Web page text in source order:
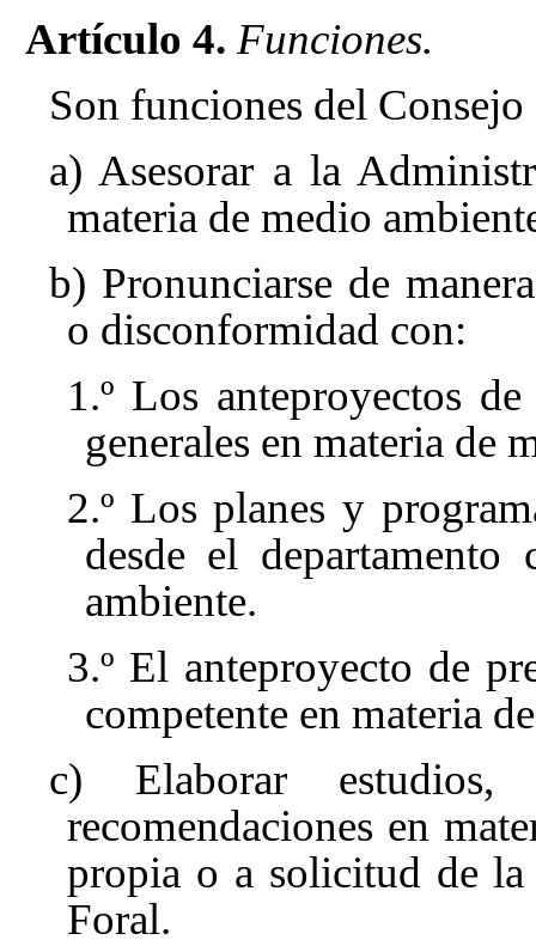
Artículo 4. Funciones.
Son funciones del
a) Asesorar a la
materia de medio
b) Pronunciarse de
o disconformidad con:
1.º Los anteproyectos
generales en materia de
2.º Los planes y
desde el departamento
ambiente.
3.º El anteproyecto de
competente en materia
c) Elaborar
recomendaciones en
propia o a solicitud de
Foral.